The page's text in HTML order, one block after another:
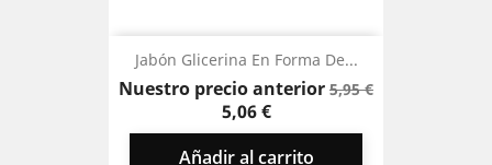
Jabón Glicerina En Forma De...
Nuestro precio anteriorPrecio
5,95 €Precio
5,06 €
Añadir al carrito